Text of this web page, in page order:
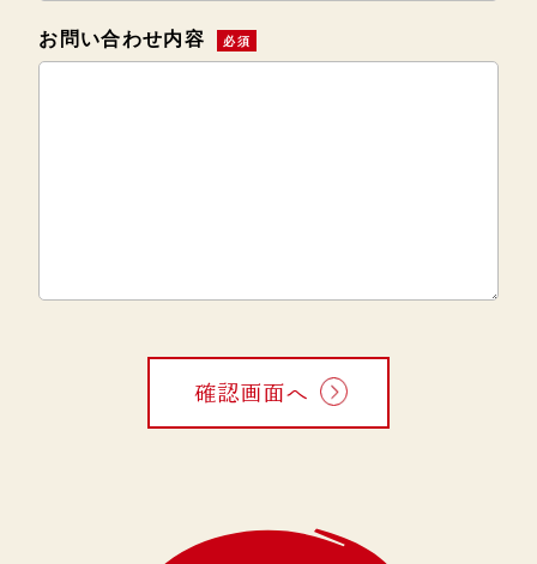
お問い合わせ内容 必須